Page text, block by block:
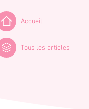
Accueil
Tous les articles